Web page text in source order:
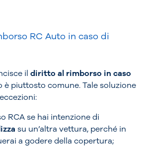
RC Auto in caso di
il diritto al rimborso in caso
è piuttosto comune. Tale soluzione
RCA se hai intenzione di
su un’altra vettura, perché in
a godere della copertura;